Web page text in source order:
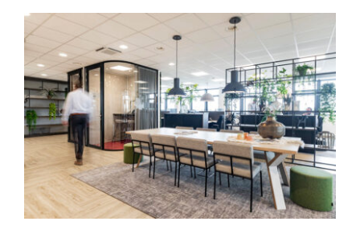
glazen
in
de
kantoorinrichting
Verschillende soorten
scheidingswanden: Welke kies je?
Systeemwanden